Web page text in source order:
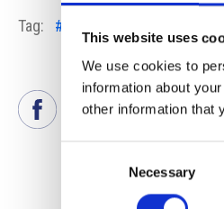
This website uses
We use cookies to
information about
other information that
Necessary
Tag: #Competenze